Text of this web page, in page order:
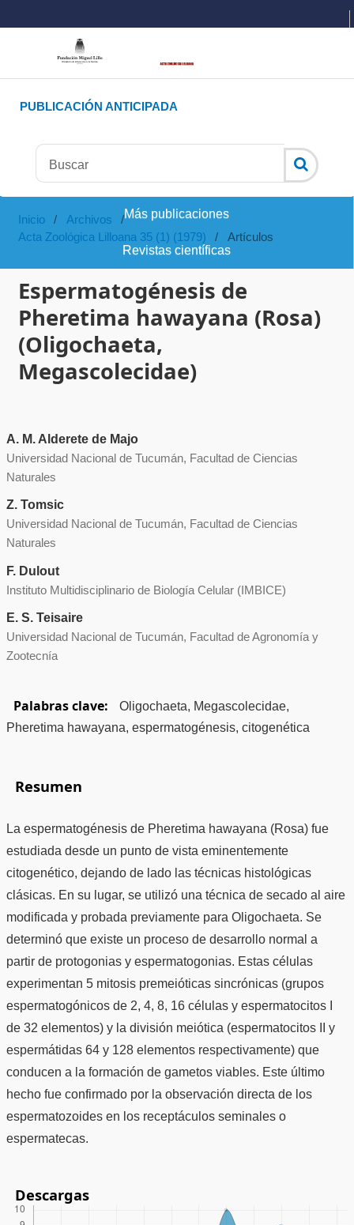
Más publicaciones
Revistas científicas
PUBLICACIÓN ANTICIPADA
Inicio / Archivos
/
Acta Zoológica Lilloana 35 (1) (1979)
/ Artículos
Espermatogénesis de
Pheretima hawayana (Rosa)
(Oligochaeta,
Megascolecidae)
A. M. Alderete de Majo
Universidad Nacional de Tucumán, Facultad de Ciencias
Naturales
Z. Tomsic
Universidad Nacional de Tucumán, Facultad de Ciencias
Naturales
F. Dulout
Instituto Multidisciplinario de Biología Celular (IMBICE)
E. S. Teisaire
Universidad Nacional de Tucumán, Facultad de Agronomía y
Zootecnía
Palabras clave:
Oligochaeta, Megascolecidae,
Pheretima hawayana, espermatogénesis, citogenética
Resumen
La espermatogénesis de Pheretima hawayana (Rosa) fue
estudiada desde un punto de vista eminentemente
citogenético, dejando de lado las técnicas histológicas
clásicas. En su lugar, se utilizó una técnica de secado al aire
modificada y probada previamente para Oligochaeta. Se
determinó que existe un proceso de desarrollo normal a
partir de protogonias y espermatogonias. Estas células
experimentan 5 mitosis premeióticas sincrónicas (grupos
espermatogónicos de 2, 4, 8, 16 células y espermatocitos I
de 32 elementos) y la división meiótica (espermatocitos II y
espermátidas 64 y 128 elementos respectivamente) que
conducen a la formación de gametos viables. Este último
hecho fue confirmado por la observación directa de los
espermatozoides en los receptáculos seminales o
espermatecas.
Descargas